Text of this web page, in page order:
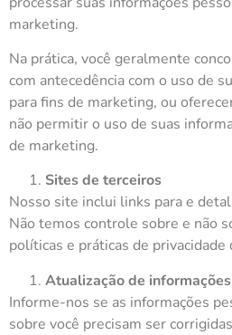
marketing.
Na prática, você geralmente
com antecedência com o uso de
para fins de marketing, ou
não permitir o uso de suas
de marketing.
Sites de terceiros
Nosso site inclui links para e
Não temos controle sobre e não
políticas e práticas de privacidade
Atualização de informações
Informe-nos se as informações
sobre você precisam ser